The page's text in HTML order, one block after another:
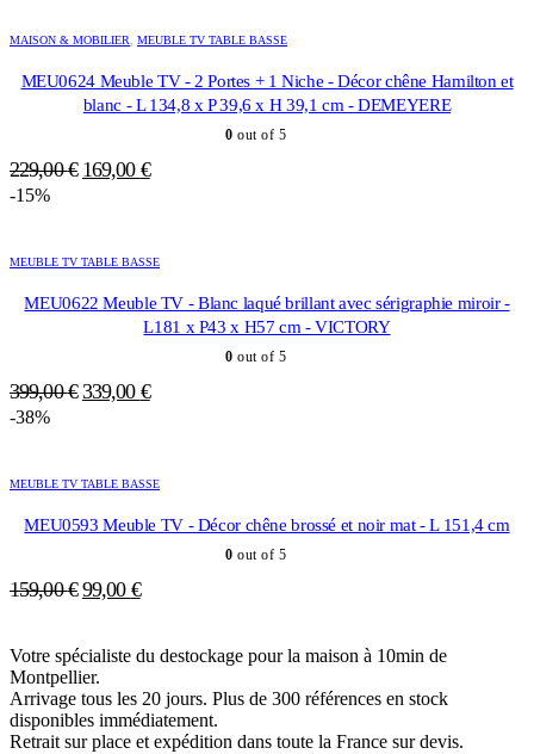
MAISON & MOBILIER MEUBLE TV TABLE BASSE
MEU0624 Meuble TV - 2 Portes + 1 Niche - Décor chêne Hamilton et
blanc - L 134,8 x P 39,6 x H 39,1 cm - DEMEYERE
0 out of 5
229,00€ Le
229,00 €.
169,00 €Le
169,00 €.
-15%
MEUBLE TV TABLE BASSE
MEU0622 Meuble TV - Blanc laqué brillant avec sérigraphie miroir -
L181 x P43 x H57 cm - VICTORY
0 out of 5
399,00€ Le
399,00 €.
339,00 €Le
339,00 €.
-38%
MEUBLE TV TABLE BASSE
MEU0593 Meuble TV - Décor chêne brossé et noir mat - L 151,4 cm
0 out of 5
159,00€ Le
était :
159,00 €.
99,00 €Le
est :
99,00 €.
Votre spécialiste du destockage pour la maison à 10min de
Montpellier.
Arrivage tous les 20 jours. Plus de 300 références en stock
disponibles immédiatement.
Retrait sur place et expédition dans toute la France sur devis.